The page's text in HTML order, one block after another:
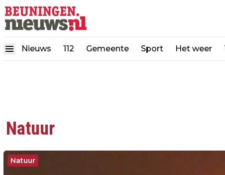
Nieuws 112 Gemeente Sport Het weer
Natuur
Natuur